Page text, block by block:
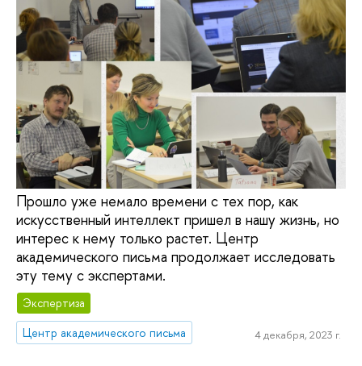
Прошло уже немало времени с тех пор, как
искусственный интеллект пришел в нашу жизнь, но
интерес к нему только растет. Центр
академического письма продолжает исследовать
эту тему с экспертами.
Экспертиза
Центр академического письма
4 декабря, 2023 г.